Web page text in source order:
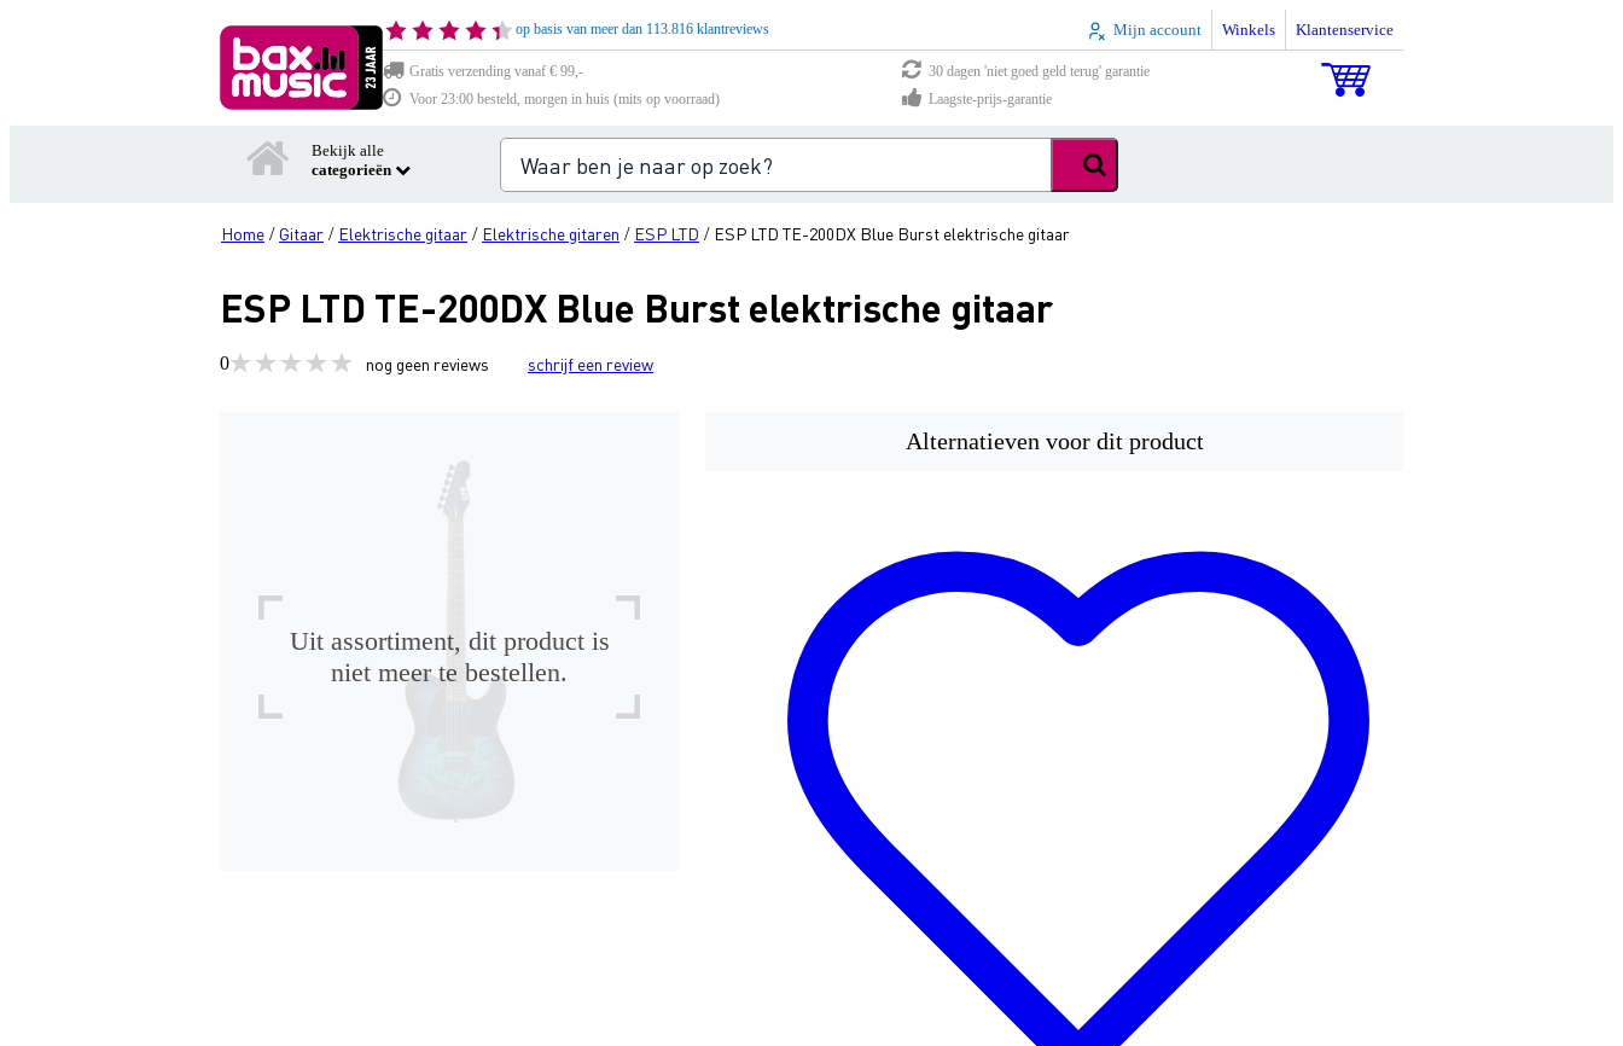
op basis van meer dan 113.816 klantreviews Mijn account Winkels Klantenservice
Gratis verzending vanaf € 99,-
30 dagen 'niet goed geld terug' garantie
Voor 23:00 besteld, morgen in huis (mits op voorraad)
Laagste-prijs-garantie
Bekijk alle
categorieën
Home / Gitaar / Elektrische gitaar / Elektrische gitaren / ESP LTD / ESP LTD TE-200DX Blue Burst elektrische gitaar
ESP LTD TE-200DX Blue Burst elektrische gitaar
0 nog geen reviews schrijf een review
Uit assortiment, dit product is
niet meer te bestellen.
Alternatieven voor dit product